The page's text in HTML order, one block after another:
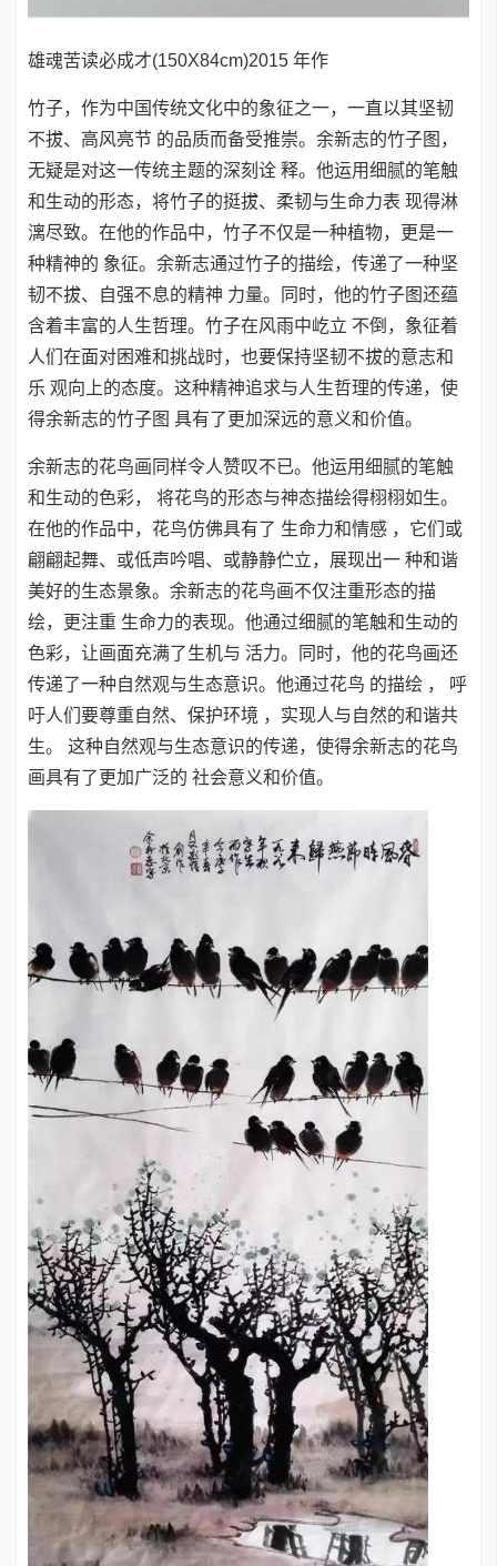
雄魂苦读必成才(150X84cm)2015 年作
竹子，作为中国传统文化中的象征之一，一直以其坚韧
不拔、高风亮节 的品质而备受推崇。余新志的竹子图，
无疑是对这一传统主题的深刻诠 释。他运用细腻的笔触
和生动的形态，将竹子的挺拔、柔韧与生命力表 现得淋
漓尽致。在他的作品中，竹子不仅是一种植物，更是一
种精神的 象征。余新志通过竹子的描绘，传递了一种坚
韧不拔、自强不息的精神 力量。同时，他的竹子图还蕴
含着丰富的人生哲理。竹子在风雨中屹立 不倒，象征着
人们在面对困难和挑战时，也要保持坚韧不拔的意志和
乐 观向上的态度。这种精神追求与人生哲理的传递，使
得余新志的竹子图 具有了更加深远的意义和价值。
余新志的花鸟画同样令人赞叹不已。他运用细腻的笔触
和生动的色彩， 将花鸟的形态与神态描绘得栩栩如生。
在他的作品中，花鸟仿佛具有了 生命力和情感 ，它们或
翩翩起舞、或低声吟唱、或静静伫立，展现出一 种和谐
美好的生态景象。余新志的花鸟画不仅注重形态的描
绘，更注重 生命力的表现。他通过细腻的笔触和生动的
色彩，让画面充满了生机与 活力。同时，他的花鸟画还
传递了一种自然观与生态意识。他通过花鸟 的描绘 ， 呼
吁人们要尊重自然、保护环境 ，实现人与自然的和谐共
生。 这种自然观与生态意识的传递，使得余新志的花鸟
画具有了更加广泛的 社会意义和价值。